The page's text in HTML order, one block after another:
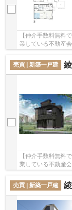
【仲介手数料無料
業している不動産
売買 | 新築一戸建
綾
【仲介手数料無料
業している不動産
売買 | 新築一戸建
綾